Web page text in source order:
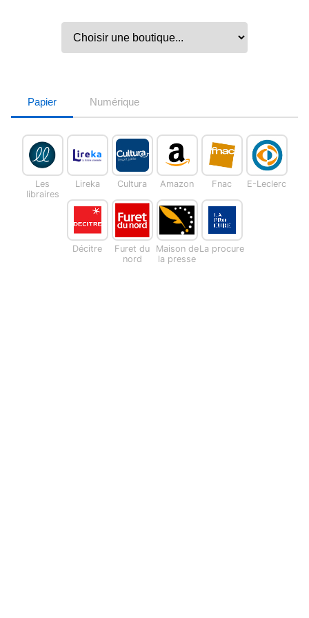
Papier Numérique
Les
libraires
Lireka Cultura Amazon Fnac E-Leclerc
Décitre
Furet du
nord
Maison de
la presse
La procure